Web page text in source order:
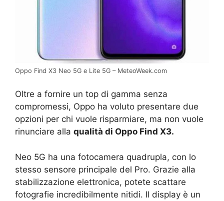
Oppo Find X3 Neo 5G e Lite 5G – MeteoWeek.com
Oltre a fornire un top di gamma senza
compromessi, Oppo ha voluto presentare due
opzioni per chi vuole risparmiare, ma non vuole
rinunciare alla qualità di Oppo Find X3.
Neo 5G ha una fotocamera quadrupla, con lo
stesso sensore principale del Pro. Grazie alla
stabilizzazione elettronica, potete scattare
fotografie incredibilmente nitidi. Il display è un